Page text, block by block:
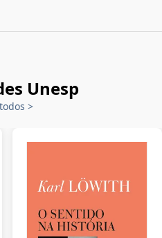
Unesp
>